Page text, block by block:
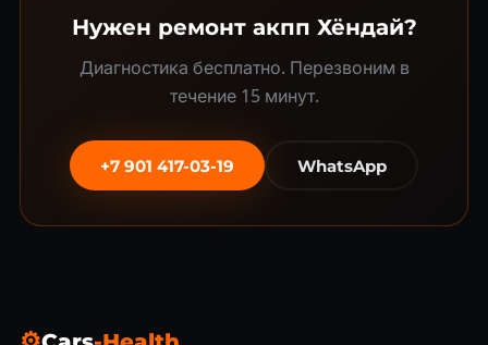
Нужен ремонт акпп Хёндай?
Диагностика бесплатно. Перезвоним в
течение 15 минут.
+7 901 417-03-19 WhatsApp